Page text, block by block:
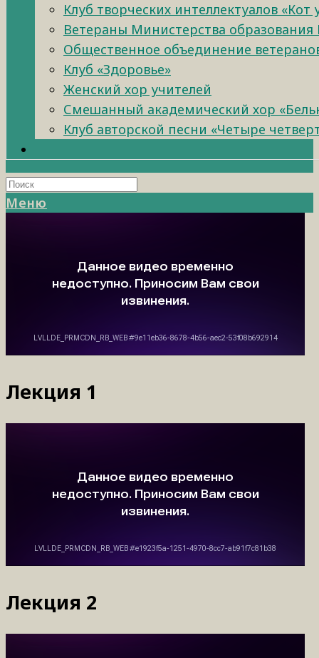
Клуб творческих интеллектуалов «Кот
Ветераны Министерства образования
Общественное объединение
Клуб «Здоровье»
Женский хор учителей
Смешанный академический хор
Клуб авторской песни «Четыре
Меню
Лекция 1
Лекция 2